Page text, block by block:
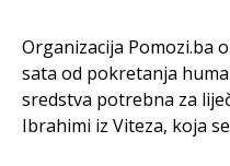
Organizacija Pomozi.ba
sata od pokretanja
sredstva potrebna za
Ibrahimi iz Viteza, koja